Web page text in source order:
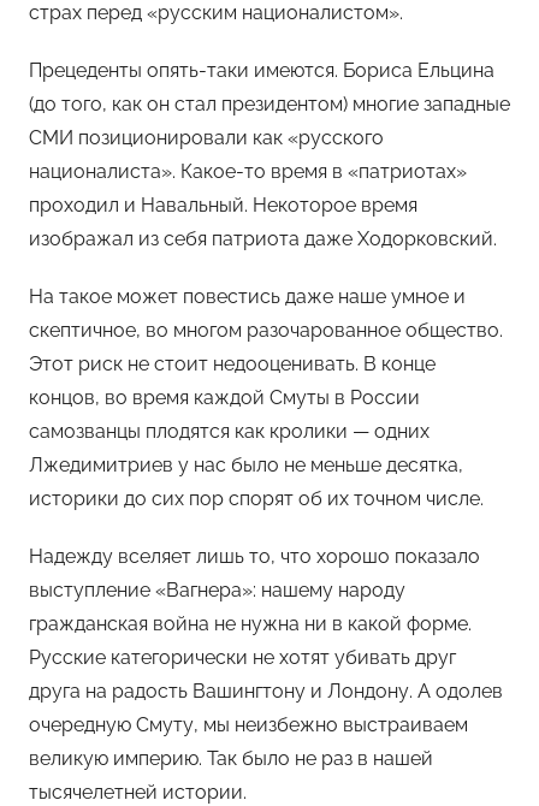
страх перед «русским националистом».
Прецеденты опять-таки имеются. Бориса Ельцина
(до того, как он стал президентом) многие западные
СМИ позиционировали как «русского
националиста». Какое-то время в «патриотах»
проходил и Навальный. Некоторое время
изображал из себя патриота даже Ходорковский.
На такое может повестись даже наше умное и
скептичное, во многом разочарованное общество.
Этот риск не стоит недооценивать. В конце
концов, во время каждой Смуты в России
самозванцы плодятся как кролики — одних
Лжедимитриев у нас было не меньше десятка,
историки до сих пор спорят об их точном числе.
Надежду вселяет лишь то, что хорошо показало
выступление «Вагнера»: нашему народу
гражданская война не нужна ни в какой форме.
Русские категорически не хотят убивать друг
друга на радость Вашингтону и Лондону. А одолев
очередную Смуту, мы неизбежно выстраиваем
великую империю. Так было не раз в нашей
тысячелетней истории.